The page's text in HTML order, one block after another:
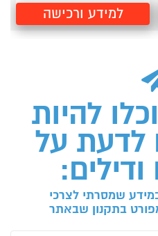
למידע ורכישה
להיות
לדעת על
שמסרתי לצרכי
בתקנון שבאתר